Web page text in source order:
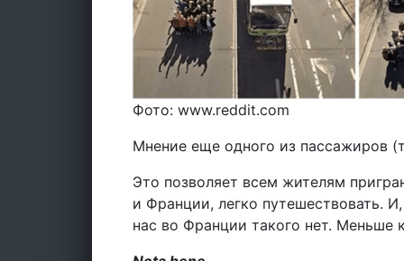
Фото: www.reddit.com
Мнение еще одного из пассажиров
Это позволяет всем жителям
и Франции, легко путешествовать.
нас во Франции такого нет. Меньше